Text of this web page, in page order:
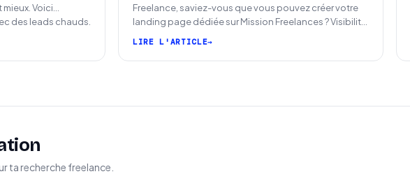
Voici
des leads chauds.
Freelance, saviez-vous que vous pouvez créer votre
landing page dédiée sur Mission Freelances ? Visibilité
LIRE L'ARTICLE
ta recherche freelance.